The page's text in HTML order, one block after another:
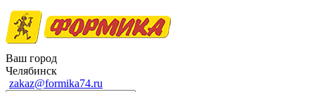
Ваш город
Челябинск
zakaz@formika74.ru